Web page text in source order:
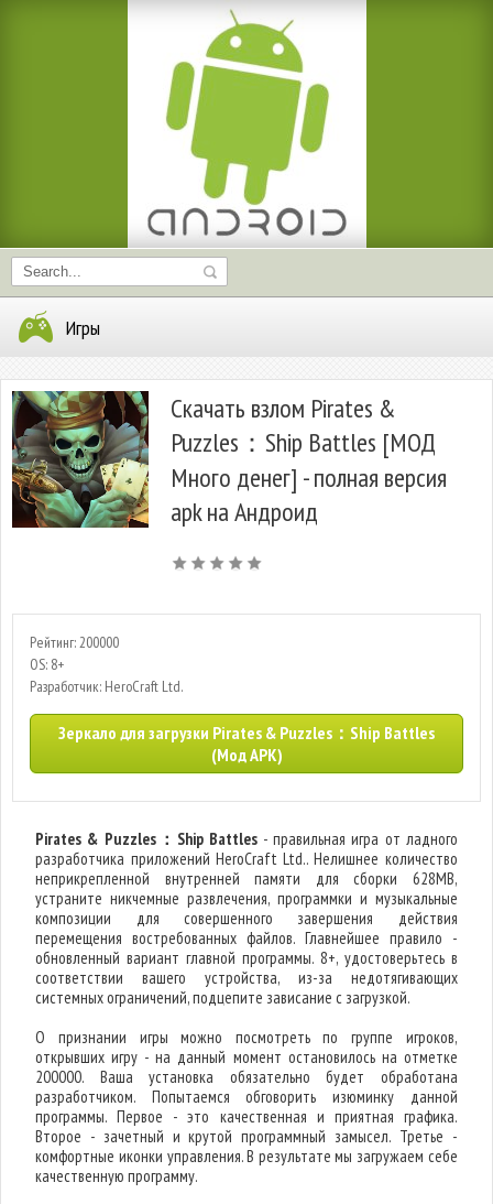
Игры
Скачать взлом Pirates &
Puzzles：Ship Battles [МОД
Много денег] - полная версия
apk на Андроид
Рейтинг: 200000
OS: 8+
Разработчик: HeroCraft Ltd.
Зеркало для загрузки Pirates & Puzzles：Ship Battles
(Мод APK)
Pirates & Puzzles：Ship Battles - правильная игра от ладного
разработчика приложений HeroCraft Ltd.. Нелишнее количество
неприкрепленной внутренней памяти для сборки 628MB,
устраните никчемные развлечения, программки и музыкальные
композиции для совершенного завершения действия
перемещения востребованных файлов. Главнейшее правило -
обновленный вариант главной программы. 8+, удостоверьтесь в
соответствии вашего устройства, из-за недотягивающих
системных ограничений, подцепите зависание с загрузкой.
О признании игры можно посмотреть по группе игроков,
открывших игру - на данный момент остановилось на отметке
200000. Ваша установка обязательно будет обработана
разработчиком. Попытаемся обговорить изюминку данной
программы. Первое - это качественная и приятная графика.
Второе - зачетный и крутой программный замысел. Третье -
комфортные иконки управления. В результате мы загружаем себе
качественную программу.